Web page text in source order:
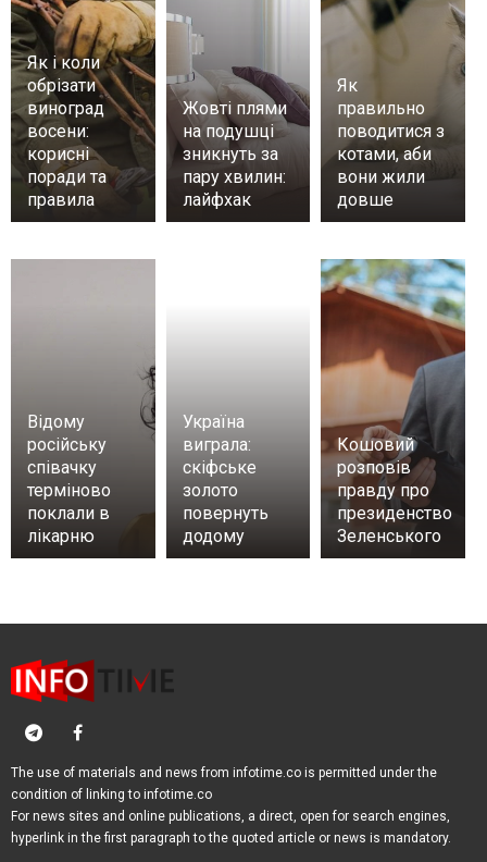
Як і коли
обрізати
виноград
восени:
корисні
поради та
правила
Жовті плями
на подушці
зникнуть за
пару хвилин:
лайфхак
Як
правильно
поводитися з
котами, аби
вони жили
довше
Відому
російську
співачку
терміново
поклали в
лікарню
Україна
виграла:
скіфське
золото
повернуть
додому
Кошовий
розповів
правду про
президенство
Зеленського
The use of materials and news from infotime.co is permitted under the
condition of linking to infotime.co
For news sites and online publications, a direct, open for search engines,
hyperlink in the first paragraph to the quoted article or news is mandatory.